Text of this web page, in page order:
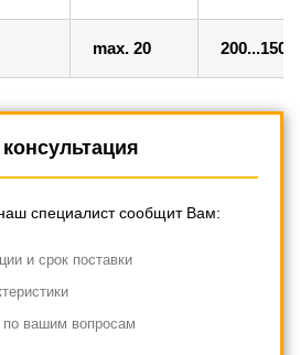
max. 20 200...1500
специалист сообщит Вам:
и срок поставки
по вашим вопросам